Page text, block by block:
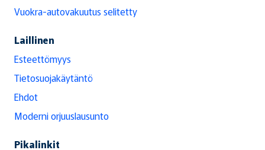
Vuokra-autovakuutus selitetty
Laillinen
Esteettömyys
Tietosuojakäytäntö
Ehdot
Moderni orjuuslausunto
Pikalinkit